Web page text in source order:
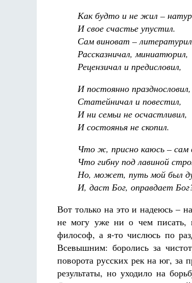
Как будто и не жил –
И свое счастье упустил.
Сам виноват –
Рассказничал, миниатюрил,
Рецензичал и предисловил,
И постоянно празднословил,
Статейничал и повестил,
И ни семьи не осчастливил,
И состоянья не скопил.
Что ж, присно каюсь – сам
Что гибну под лавиной
Но, может, путь мой был
И, даст Бог, оправдает
Вот только на это и надеюсь –
не могу уже ни о чем писать,
философ, а я-то числюсь по
Всевышним: боролись за
поворота русских рек на юг, за
результаты, но уходило на